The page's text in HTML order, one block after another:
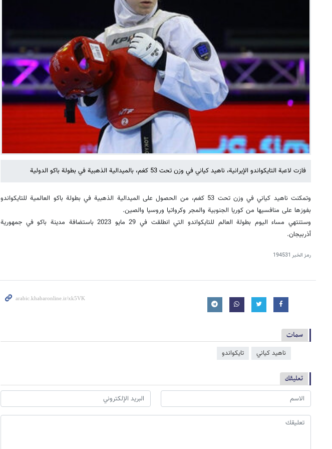
فازت لاعبة التايكواندو الإيرانية، ناهيد كياني في وزن تحت 53 كغم، بالميدالية الذهبية في بطولة باكو الدولية
وتمکنت ناهيد كياني في وزن تحت 53 كغم، من الحصول علی الميدالية الذهبية في بطولة باكو العالمية للتايكواندو
بفوزها على منافسيها من كوريا الجنوبية والمجر وكرواتيا وروسيا والصين.
وستنتهي مساء اليوم بطولة العالم للتايكواندو التي انطلقت في 29 مایو 2023 باستضافة مدينة باكو في جمهورية
أذربيجان.
رمز الخبر 194531
سمات
ناهيد كياني تايكواندو
تعليقك